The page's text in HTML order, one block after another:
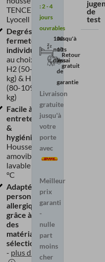
TENCEL™
Lyocell
Degrés de
fermeté
individuels
au choix en
H2 (50-79
kg) & H3
(80-109
kg)
Facile à
entretenir
&
hygiénique-
Housse
amovible et
lavable à 60
°C
Adapté aux
personnes
allergiques
grâce à
des
matériaux
sélectionnés
- plus d'infos
: 2 - 4
jours
ouvrables
100
nuits
d’essai
Jusqu'à
10
ans
de
garantie
Retour
gratuit
Livraison
gratuite
jusqu'à
votre
porte
avec
Meilleur
prix
garanti
-
nulle
part
moins
cher
de
test